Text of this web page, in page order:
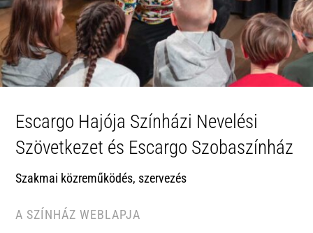
Escargo Hajója Színházi Nevelési
Szövetkezet és Escargo Szobaszínház
Szakmai közreműködés, szervezés
A SZÍNHÁZ WEBLAPJA